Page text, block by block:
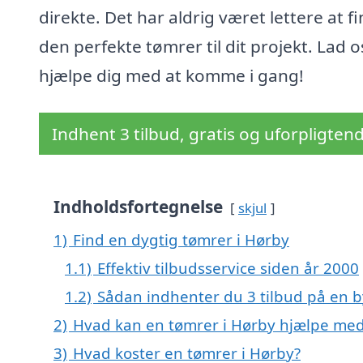
direkte. Det har aldrig været lettere at
den perfekte tømrer til dit projekt. Lad
hjælpe dig med at komme i gang!
Indhent 3 tilbud, gratis og
Indholdsfortegnelse skjul
1) Find en dygtig tømrer i Hørby
1.1) Effektiv tilbudsservice siden år 2000
1.2) Sådan indhenter du 3 tilbud på en
2) Hvad kan en tømrer i Hørby hjælpe
3) Hvad koster en tømrer i Hørby?